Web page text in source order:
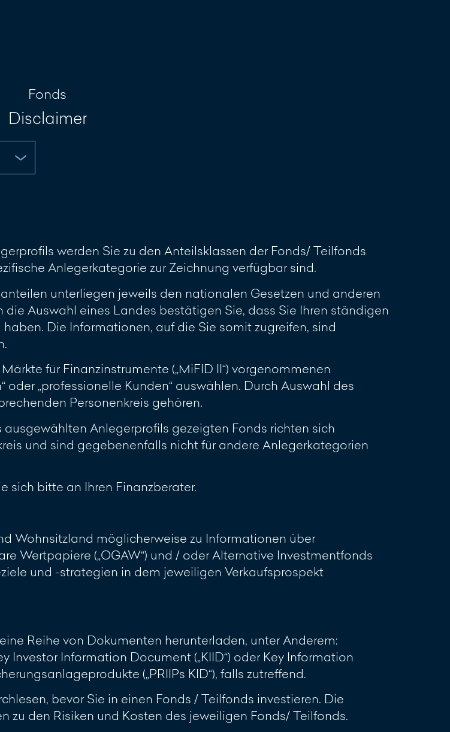
Fonds
Disclaimer
werden Sie zu den Anteilsklassen der Fonds/ Teilfonds
Anlegerkategorie zur Zeichnung verfügbar sind.
unterliegen jeweils den nationalen Gesetzen und anderen
Auswahl eines Landes bestätigen Sie, dass Sie Ihren ständigen
Die Informationen, auf die Sie somit zugreifen, sind
für Finanzinstrumente („MiFID II“) vorgenommenen
„professionelle Kunden“ auswählen. Durch Auswahl des
Personenkreis gehören.
Anlegerprofils gezeigten Fonds richten sich
und sind gegebenenfalls nicht für andere Anlegerkategorien
sich bitte an Ihren Finanzberater.
Wohnsitzland möglicherweise zu Informationen über
Wertpapiere („OGAW“) und / oder Alternative Investmentfonds
und -strategien in dem jeweiligen Verkaufsprospekt
Reihe von Dokumenten herunterladen, unter Anderem:
Investor Information Document („KIID“) oder Key Information
(„PRIIPs KID“), falls zutreffend.
bevor Sie in einen Fonds / Teilfonds investieren. Die
den Risiken und Kosten des jeweiligen Fonds/ Teilfonds.